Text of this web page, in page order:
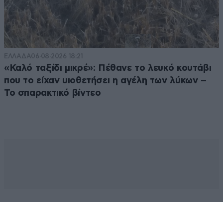
ΕΛΛΑΔΑ06·08·2026 18:21
«Καλό ταξίδι μικρέ»: Πέθανε το λευκό κουτάβι
που το είχαν υιοθετήσει η αγέλη των λύκων –
Το σπαρακτικό βίντεο